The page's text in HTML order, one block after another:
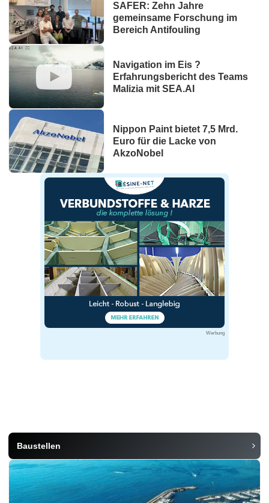
SAFER: Zehn Jahre
gemeinsame Forschung im
Bereich Antifouling
Navigation im Eis ?
Erfahrungsbericht des Teams
Malizia mit SEA.AI
Nippon Paint bietet 7,5 Mrd.
Euro für die Lacke von
AkzoNobel
Werbung
Baustellen